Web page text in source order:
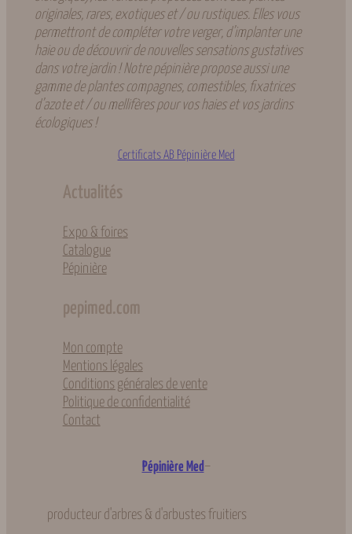
originales, rares, exotiques et / ou rustiques. Elles vous
permettront de compléter votre verger, d’implanter une
haie ou de découvrir de nouvelles sensations gustatives
dans votre jardin ! Notre pépinière propose aussi une
gamme de plantes compagnes, comestibles, fixatrices
d’azote et / ou mellifères pour vos haies et vos jardins
écologiques !
Certificats AB Pépinière Med
Actualités
Expo & foires
Catalogue
Pépinière
pepimed.com
Mon compte
Mentions légales
Conditions générales de vente
Politique de confidentialité
Contact
Pépinière Med –
producteur d'arbres & d'arbustes fruitiers